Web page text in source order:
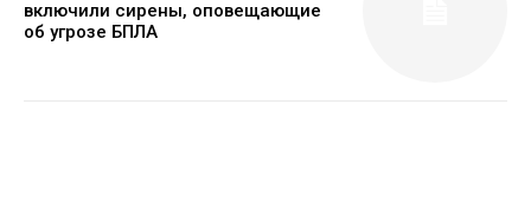
включили сирены, оповещающие
об угрозе БПЛА